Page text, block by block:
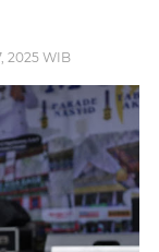
2025 WIB